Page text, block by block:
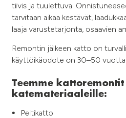
tiivis ja tuulettuva.
tarvitaan aikaa kestävät,
laaja varustetarjonta, osaavien
Remontin jälkeen katto on
käyttöikäodote on 30–50 vuotta.
Teemme
katemateriaaleille:
Peltikatto